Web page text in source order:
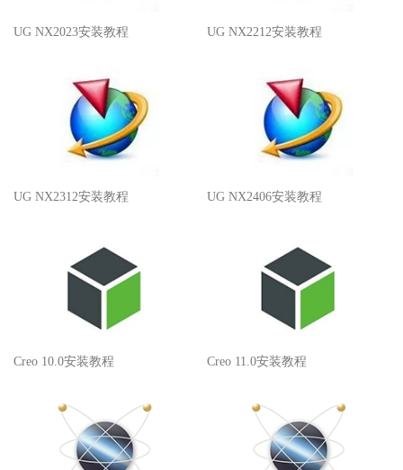
UG NX2023安装教程 UG NX2212安装教程
UG NX2312安装教程 UG NX2406安装教程
Creo 10.0安装教程 Creo 11.0安装教程